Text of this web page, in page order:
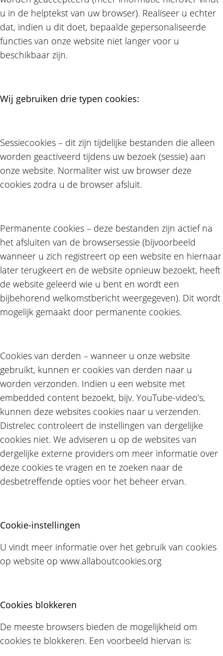
u in de helptekst van uw browser). Realiseer u echter
dat, indien u dit doet, bepaalde gepersonaliseerde
functies van onze website niet langer voor u
beschikbaar zijn.
Wij gebruiken drie typen cookies:
Sessiecookies – dit zijn tijdelijke bestanden die alleen
worden geactiveerd tijdens uw bezoek (sessie) aan
onze website. Normaliter wist uw browser deze
cookies zodra u de browser afsluit.
Permanente cookies – deze bestanden zijn actief na
het afsluiten van de browsersessie (bijvoorbeeld
wanneer u zich registreert op een website en hiernaar
later terugkeert en de website opnieuw bezoekt, heeft
de website geleerd wie u bent en wordt een
bijbehorend welkomstbericht weergegeven). Dit wordt
mogelijk gemaakt door permanente cookies.
Cookies van derden – wanneer u onze website
gebruikt, kunnen er cookies van derden naar u
worden verzonden. Indien u een website met
embedded content bezoekt, bijv. YouTube-video’s,
kunnen deze websites cookies naar u verzenden.
Distrelec controleert de instellingen van dergelijke
cookies niet. We adviseren u op de websites van
dergelijke externe providers om meer informatie over
deze cookies te vragen en te zoeken naar de
desbetreffende opties voor het beheer ervan.
Cookie-instellingen
U vindt meer informatie over het gebruik van cookies
op website op www.allaboutcookies.org
Cookies blokkeren
De meeste browsers bieden de mogelijkheid om
cookies te blokkeren. Een voorbeeld hiervan is: